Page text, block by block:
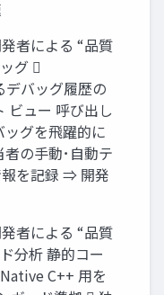
者による “品質
グ 
バッグ履歴の
ュー 呼び出し
ッグを飛躍的に
の手動･自動テ
を記録 ⇒ 開発
者による “品質
分析 静的コー
C++ 用を